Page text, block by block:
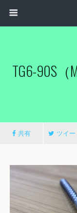
TG6-90S
共有 ツイー